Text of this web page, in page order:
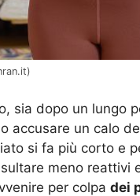
sia dopo un lungo
accusare un calo
si fa più corto e
meno reattivi
per colpa dei